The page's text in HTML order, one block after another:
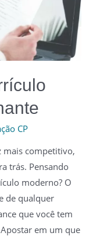
CP
mais competitivo,
trás. Pensando
moderno? O
de qualquer
que você tem
em um que